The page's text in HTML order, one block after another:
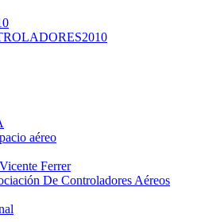
aéreo
Ferrer
De Controladores Aéreos